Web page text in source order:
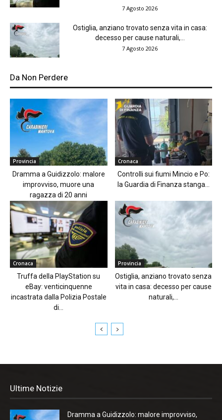
7 Agosto 2026
Ostiglia, anziano trovato senza vita in casa:
decesso per cause naturali,...
7 Agosto 2026
Da Non Perdere
Provincia
Dramma a Guidizzolo: malore
improvviso, muore una
ragazza di 20 anni
Cronaca
Controlli sui fiumi Mincio e Po:
la Guardia di Finanza stanga...
Cronaca
Truffa della PlayStation su
eBay: venticinquenne
incastrata dalla Polizia Postale
di...
Provincia
Ostiglia, anziano trovato senza
vita in casa: decesso per cause
naturali,...
Ultime Notizie
Dramma a Guidizzolo: malore improvviso,